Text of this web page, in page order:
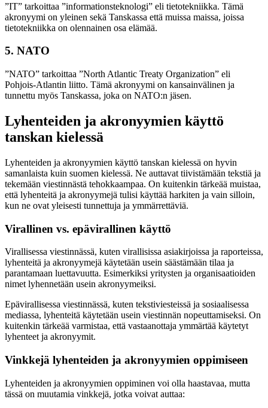
”IT” tarkoittaa ”informationsteknologi” eli tietotekniikka. Tämä
akronyymi on yleinen sekä Tanskassa että muissa maissa, joissa
tietotekniikka on olennainen osa elämää.
5. NATO
”NATO” tarkoittaa ”North Atlantic Treaty Organization” eli
Pohjois-Atlantin liitto. Tämä akronyymi on kansainvälinen ja
tunnettu myös Tanskassa, joka on NATO:n jäsen.
Lyhenteiden ja akronyymien käyttö
tanskan kielessä
Lyhenteiden ja akronyymien käyttö tanskan kielessä on hyvin
samanlaista kuin suomen kielessä. Ne auttavat tiivistämään tekstiä ja
tekemään viestinnästä tehokkaampaa. On kuitenkin tärkeää muistaa,
että lyhenteitä ja akronyymejä tulisi käyttää harkiten ja vain silloin,
kun ne ovat yleisesti tunnettuja ja ymmärrettäviä.
Virallinen vs. epävirallinen käyttö
Virallisessa viestinnässä, kuten virallisissa asiakirjoissa ja raporteissa,
lyhenteitä ja akronyymejä käytetään usein säästämään tilaa ja
parantamaan luettavuutta. Esimerkiksi yritysten ja organisaatioiden
nimet lyhennetään usein akronyymeiksi.
Epävirallisessa viestinnässä, kuten tekstiviesteissä ja sosiaalisessa
mediassa, lyhenteitä käytetään usein viestinnän nopeuttamiseksi. On
kuitenkin tärkeää varmistaa, että vastaanottaja ymmärtää käytetyt
lyhenteet ja akronyymit.
Vinkkejä lyhenteiden ja akronyymien oppimiseen
Lyhenteiden ja akronyymien oppiminen voi olla haastavaa, mutta
tässä on muutamia vinkkejä, jotka voivat auttaa: